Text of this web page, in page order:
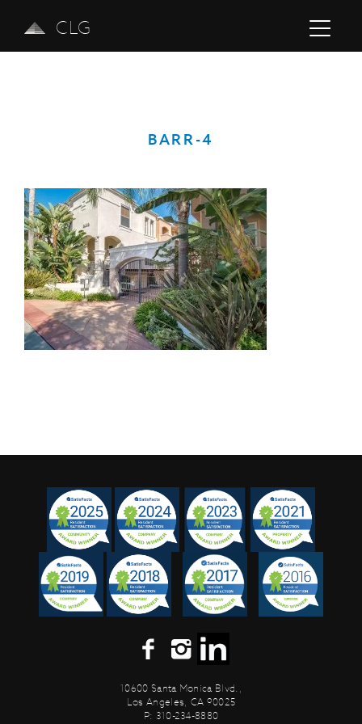
CLG
BARR-4
10600 Santa Monica Blvd.,
Los Angeles, CA 90025
P: 310-234-8880